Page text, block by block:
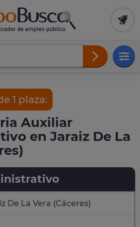
1 plaza:
Auxiliar
en Jaraiz De La
De La Vera (Cáceres)